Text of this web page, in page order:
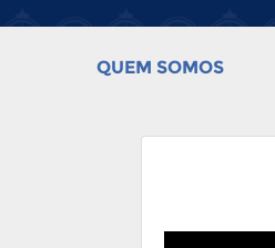
QUEM SOMOS